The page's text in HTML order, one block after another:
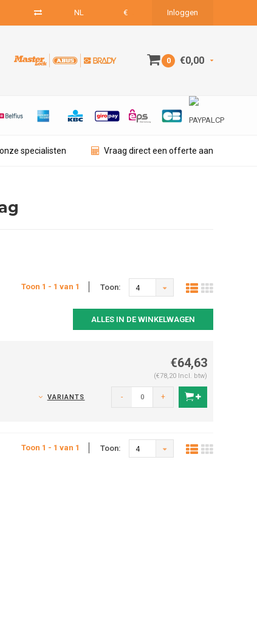
NL € Inloggen
0 €0,00
specialisten Vraag direct een offerte aan
Toon 1 - 1 van 1 Toon: 4
ALLES IN DE WINKELWAGEN
€64,63
(€78,20 Incl. btw)
VARIANTS - +
Toon 1 - 1 van 1 Toon: 4